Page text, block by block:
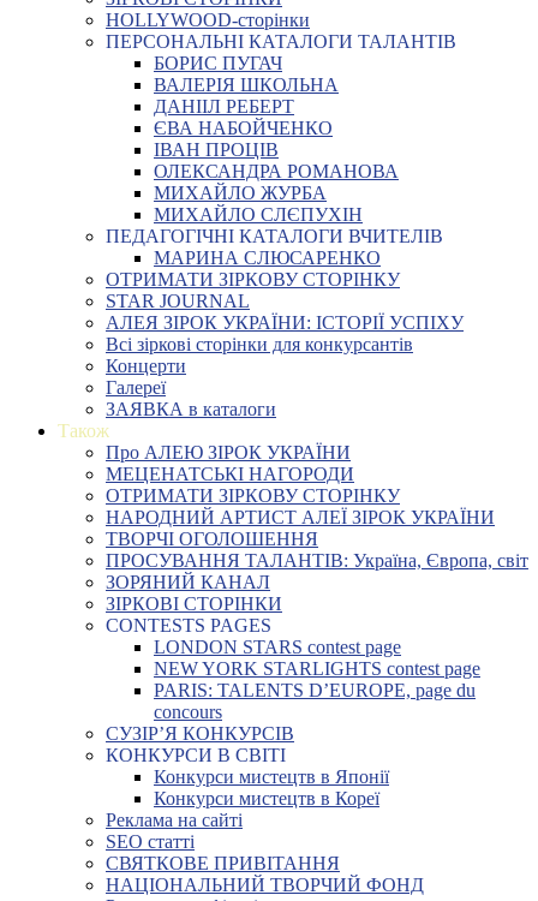
HOLLYWOOD-сторінки
ПЕРСОНАЛЬНІ КАТАЛОГИ ТАЛАНТІВ
БОРИС ПУГАЧ
ВАЛЕРІЯ ШКОЛЬНА
ДАНІІЛ РЕБЕРТ
ЄВА НАБОЙЧЕНКО
ІВАН ПРОЦІВ
ОЛЕКСАНДРА РОМАНОВА
МИХАЙЛО ЖУРБА
МИХАЙЛО СЛЄПУХІН
ПЕДАГОГІЧНІ КАТАЛОГИ ВЧИТЕЛІВ
МАРИНА СЛЮСАРЕНКО
ОТРИМАТИ ЗІРКОВУ СТОРІНКУ
STAR JOURNAL
АЛЕЯ ЗІРОК УКРАЇНИ: ІСТОРІЇ УСПІХУ
Всі зіркові сторінки для конкурсантів
Концерти
Галереї
ЗАЯВКА в каталоги
Також
Про АЛЕЮ ЗІРОК УКРАЇНИ
МЕЦЕНАТСЬКІ НАГОРОДИ
ОТРИМАТИ ЗІРКОВУ СТОРІНКУ
НАРОДНИЙ АРТИСТ АЛЕЇ ЗІРОК УКРАЇНИ
ТВОРЧІ ОГОЛОШЕННЯ
ПРОСУВАННЯ ТАЛАНТІВ: Україна, Європа, світ
ЗОРЯНИЙ КАНАЛ
ЗІРКОВІ СТОРІНКИ
CONTESTS PAGES
LONDON STARS contest page
NEW YORK STARLIGHTS contest page
PARIS: TALENTS D’EUROPE, page du
concours
СУЗІР’Я КОНКУРСІВ
КОНКУРСИ В СВІТІ
Конкурси мистецтв в Японії
Конкурси мистецтв в Кореї
Реклама на сайті
SEO статті
СВЯТКОВЕ ПРИВІТАННЯ
НАЦІОНАЛЬНИЙ ТВОРЧИЙ ФОНД